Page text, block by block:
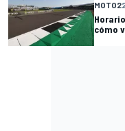
MOTO2
cómo